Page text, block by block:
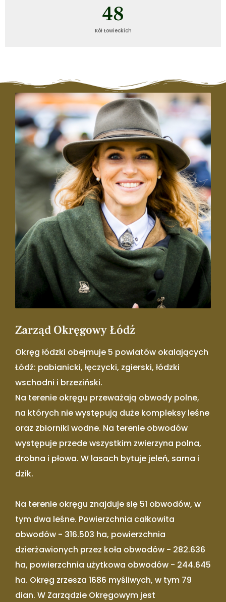
Kół Łowieckich
49
Zarząd Okręgowy Łódź
Okręg łódzki obejmuje 5 powiatów okalających
Łódź: pabianicki, łęczycki, zgierski, łódzki
wschodni i brzeziński.
Na terenie okręgu przeważają obwody polne,
na których nie występują duże kompleksy leśne
oraz zbiorniki wodne. Na terenie obwodów
występuje przede wszystkim zwierzyna polna,
drobna i płowa. W lasach bytuje jeleń, sarna i
dzik.
Na terenie okręgu znajduje się 51 obwodów, w
tym dwa leśne. Powierzchnia całkowita
obwodów - 316.503 ha, powierzchnia
dzierżawionych przez koła obwodów - 282.636
ha, powierzchnia użytkowa obwodów - 244.645
ha. Okręg zrzesza 1686 myśliwych, w tym 79
dian. W Zarządzie Okręgowym jest